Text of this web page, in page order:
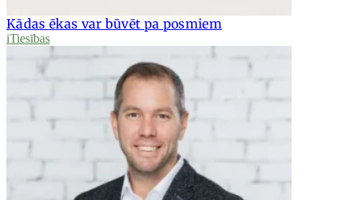
Kādas ēkas var būvēt pa posmiem
iTiesības